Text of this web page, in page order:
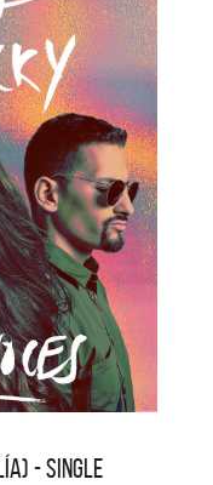
- SINGLE